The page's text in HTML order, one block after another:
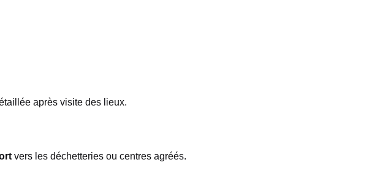
après visite des lieux.
vers les déchetteries ou centres agréés.